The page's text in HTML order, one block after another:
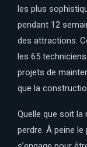
les plus
pendant 12
des attractions.
les 65
projets de
que la
Quelle que soit la
perdre. À peine